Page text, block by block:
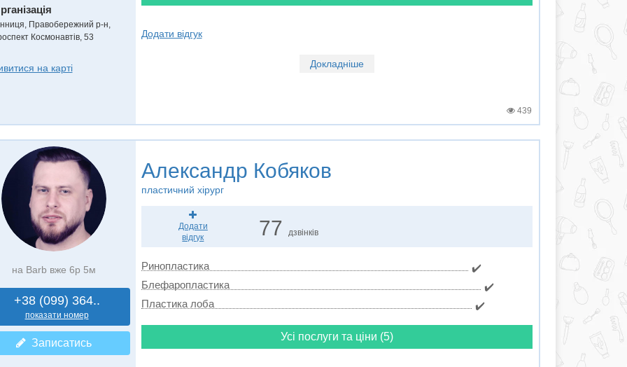
Правобережний р-н,
Космонавтів, 53
на карті
Додати відгук
Докладніше
439
на Barb вже 6р 5м
+38 (099) 364..
показати номер
Записатись
Александр Кобяков
пластичний хірург
Додати
відгук
77 дзвінків
Ринопластика
✔️
Блефаропластика
✔️
Пластика лоба
✔️
Усі послуги та ціни (5)